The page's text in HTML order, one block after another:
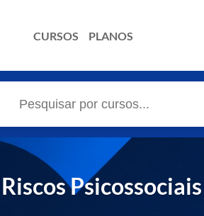
CURSOS PLANOS